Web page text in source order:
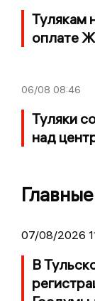
Тулякам
оплате
06/08 08:46
Туляки
над
07/08/2026
В